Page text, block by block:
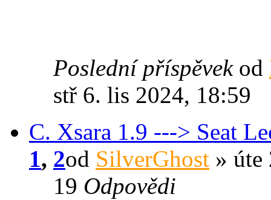
Poslední příspěvek od
stř 6. lis 2024, 18:59
C. Xsara 1.9 ---> Seat
1, 2od SilverGhost » úte
19 Odpovědi